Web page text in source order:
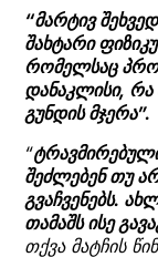
“მარტივ
შახტარი
რომელსაც
დანაკლისი, რა
გუნდის მჯერა”.
“
შეძლებენ თუ
გვაჩვენებს.
თამაშს ისე
თქვა მატჩის